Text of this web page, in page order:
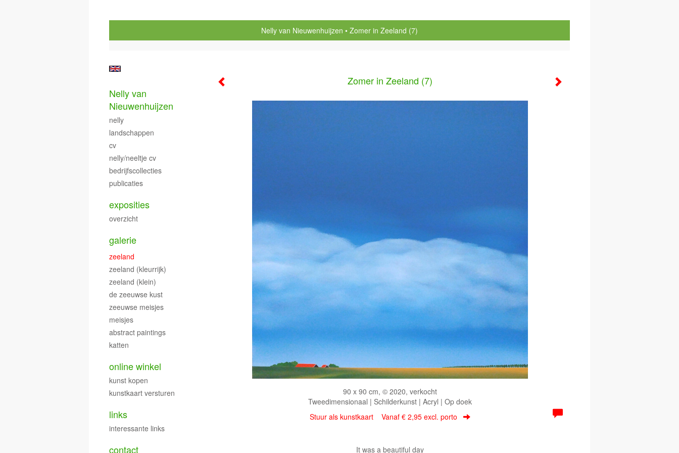
Nelly van Nieuwenhuijzen Zomer in Zeeland (7)
Zomer in Zeeland (7)
90 x 90 cm, © 2020, verkocht
Tweedimensionaal | Schilderkunst | Acryl | Op doek
Stuur als kunstkaart Vanaf € 2,95 excl. porto
It was a beautiful day
Nelly van
Nieuwenhuijzen
nelly
landschappen
cv
nelly/neeltje cv
bedrijfscollecties
publicaties
exposities
overzicht
galerie
zeeland
zeeland (kleurrijk)
zeeland (klein)
de zeeuwse kust
zeeuwse meisjes
meisjes
abstract paintings
katten
online winkel
kunst kopen
kunstkaart versturen
links
interessante links
contact